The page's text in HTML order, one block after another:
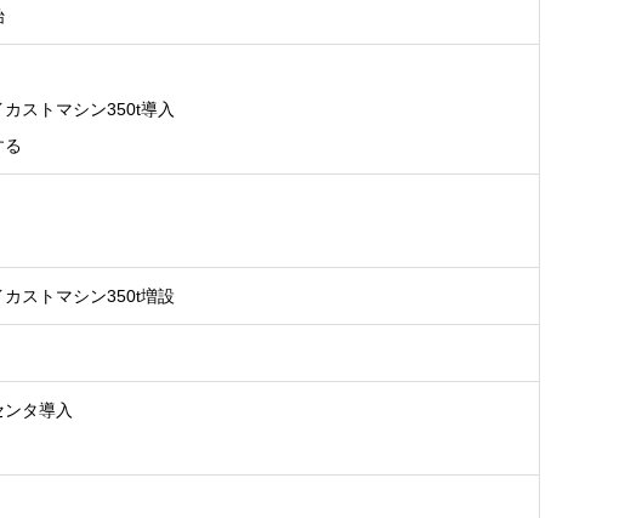
ストマシン350t導入
る
ストマシン350t増設
タ導入